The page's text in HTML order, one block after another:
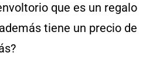
que es un regalo
tiene un precio de